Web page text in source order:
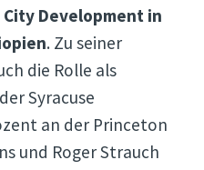
Development in
. Zu seiner
die Rolle als
Syracuse
an der Princeton
und Roger Strauch